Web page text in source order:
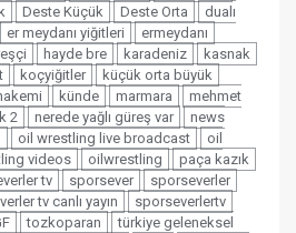
Deste Küçük Deste Orta
dualı
er meydanı yiğitleri
ermeydanı
hayde bre karadeniz
kasnak
koçyiğitler
küçük orta büyük
künde marmara
mehmet
2 nerede yağlı güreş var
news
oil wrestling live broadcast
oil
videos oilwrestling
paça kazık
tv sporsever
sporseverler
tv canlı yayın
sporseverlertv
tozkoparan
türkiye geleneksel